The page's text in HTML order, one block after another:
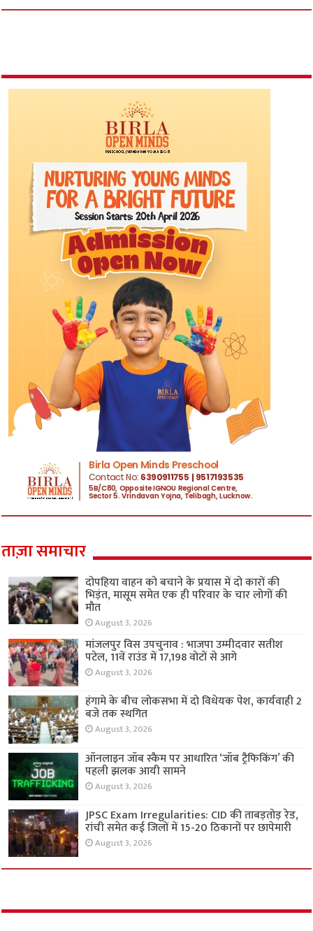
ताज़ा समाचार
दोपहिया वाहन को बचाने के प्रयास में दो कारों की
भिड़ंत, मासूम समेत एक ही परिवार के चार लोगों की
मौत
August 3, 2026
मांजलपुर विस उपचुनाव : भाजपा उम्मीदवार सतीश
पटेल, 11वें राउंड में 17,198 वोटों से आगे
August 3, 2026
हंगामे के बीच लोकसभा में दो विधेयक पेश, कार्यवाही 2
बजे तक स्थगित
August 3, 2026
ऑनलाइन जॉब स्कैम पर आधारित ‘जॉब ट्रैफिकिंग’ की
पहली झलक आयी सामने
August 3, 2026
JPSC Exam Irregularities: CID की ताबड़तोड़ रेड,
रांची समेत कई जिलों में 15-20 ठिकानों पर छापेमारी
August 3, 2026